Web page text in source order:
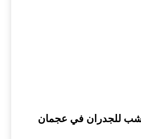
للجدران في عجمان